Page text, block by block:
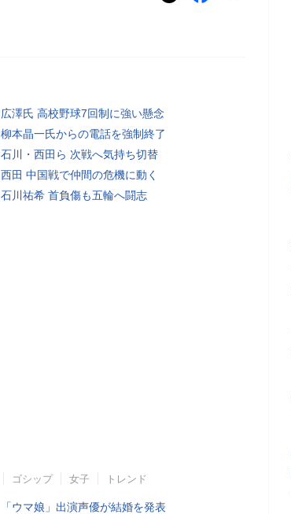
広澤氏 高校野球7回制に強い懸念
柳本晶一氏からの電話を強制終了
石川・西田ら 次戦へ気持ち切替
西田 中国戦で仲間の危機に動く
石川祐希 首負傷も五輪へ闘志
ゴシップ 女子 トレンド
「ウマ娘」出演声優が結婚を発表